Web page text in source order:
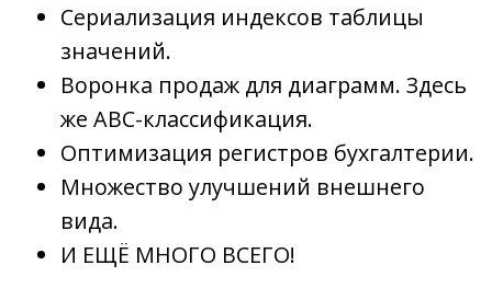
Сериализация индексов таблицы
значений.
Воронка продаж для диаграмм. Здесь
же ABC-классификация.
Оптимизация регистров бухгалтерии.
Множество улучшений внешнего
вида.
И ЕЩЁ МНОГО ВСЕГО!